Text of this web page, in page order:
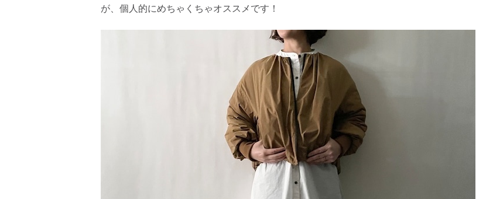
が、個人的にめちゃくちゃオススメです！